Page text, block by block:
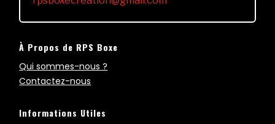
À Propos de RPS Boxe
Qui sommes-nous ?
Contactez-nous
Informations Utiles